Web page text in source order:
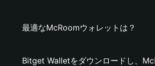
最適なMcRoomウォレットは？
Bitget Walletをダウンロードし、